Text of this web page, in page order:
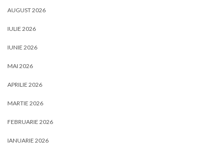
AUGUST 2026
IULIE 2026
IUNIE 2026
MAI 2026
APRILIE 2026
MARTIE 2026
FEBRUARIE 2026
IANUARIE 2026